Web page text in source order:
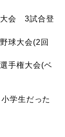
大会 3試合登
球大会(2回
手権大会(ベ
学生だった